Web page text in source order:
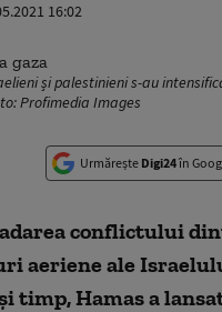
16:02
și palestinieni s-au
Profimedia Images
Urmărește Digi24în
conflictului
aeriene ale
timp, Hamas a